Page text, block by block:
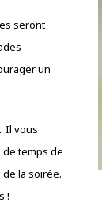
seront
un
Il vous
temps de
la soirée.
!